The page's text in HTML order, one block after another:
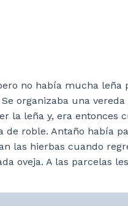
no había mucha leña
organizaba una
la leña y, era entonces
de roble. Antaño había
las hierbas cuando
oveja. A las parcelas